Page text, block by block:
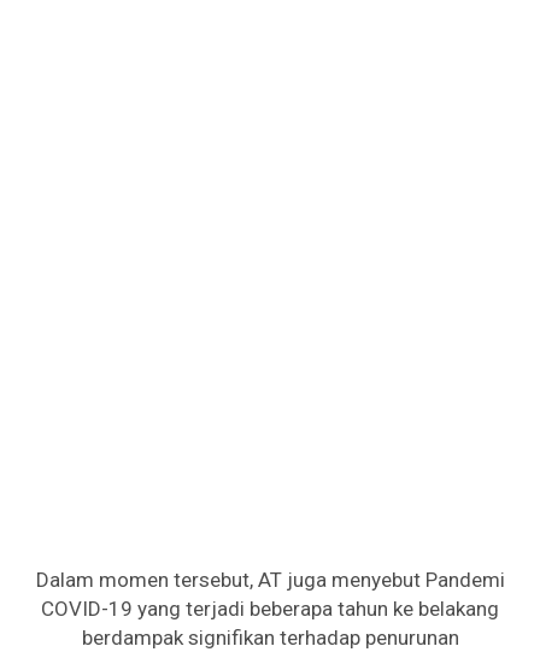
Dalam momen tersebut, AT juga menyebut Pandemi
COVID-19 yang terjadi beberapa tahun ke belakang
berdampak signifikan terhadap penurunan